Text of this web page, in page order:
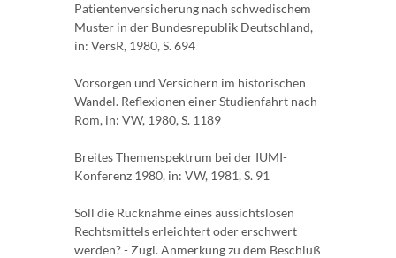
Patientenversicherung nach schwedischem
Muster in der Bundesrepublik Deutschland,
in: VersR, 1980, S. 694
Vorsorgen und Versichern im historischen
Wandel. Reflexionen einer Studienfahrt nach
Rom, in: VW, 1980, S. 1189
Breites Themenspektrum bei der IUMI-
Konferenz 1980, in: VW, 1981, S. 91
Soll die Rücknahme eines aussichtslosen
Rechtsmittels erleichtert oder erschwert
werden? - Zugl. Anmerkung zu dem Beschluß